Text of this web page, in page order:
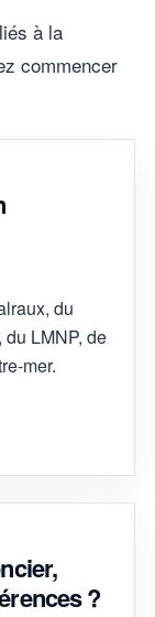
à la
commencer
du
LMNP, de
mer.
?